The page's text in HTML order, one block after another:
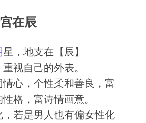
在辰
星，地支在【辰】
视自己的外表。
心，个性柔和善良，富
格，富诗情画意。
若是男人也有偏女性化